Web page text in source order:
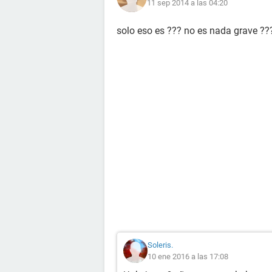
11 sep 2014 a las 04:20
solo eso es ??? no es nada grave
Soleris.
10 ene 2016 a las 17:08